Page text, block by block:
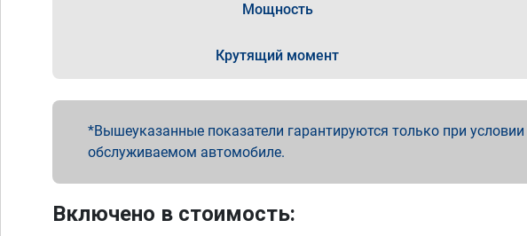
Мощность
Крутящий момент
Вышеуказанные показатели гарантируются только при
обслуживаемом автомобиле.
Включено в стоимость: